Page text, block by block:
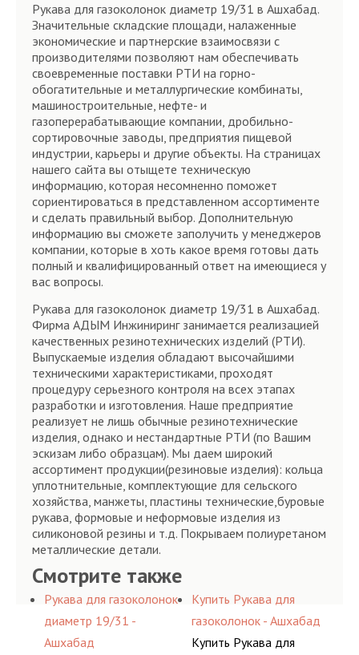
Рукава для газоколонок диаметр 19/31 в Ашхабад.
Значительные складские площади, налаженные
экономические и партнерские взаимосвязи с
производителями позволяют нам обеспечивать
своевременные поставки РТИ на горно-
обогатительные и металлургические комбинаты,
машиностроительные, нефте- и
газоперерабатывающие компании, дробильно-
сортировочные заводы, предприятия пищевой
индустрии, карьеры и другие объекты. На страницах
нашего сайта вы отыщете техническую
информацию, которая несомненно поможет
сориентироваться в представленном ассортименте
и сделать правильный выбор. Дополнительную
информацию вы сможете заполучить у менеджеров
компании, которые в хоть какое время готовы дать
полный и квалифицированный ответ на имеющиеся у
вас вопросы.
Рукава для газоколонок диаметр 19/31 в Ашхабад.
Фирма АДЫМ Инжиниринг занимается реализацией
качественных резинотехнических изделий (РТИ).
Выпускаемые изделия обладают высочайшими
техническими характеристиками, проходят
процедуру серьезного контроля на всех этапах
разработки и изготовления. Наше предприятие
реализует не лишь обычные резинотехнические
изделия, однако и нестандартные РТИ (по Вашим
эскизам либо образцам). Мы даем широкий
ассортимент продукции(резиновые изделия): кольца
уплотнительные, комплектующие для сельского
хозяйства, манжеты, пластины технические,буровые
рукава, формовые и неформовые изделия из
силиконовой резины и т.д. Покрываем полиуретаном
металлические детали.
Смотрите также
Рукава для газоколонок
диаметр 19/31 -
Ашхабад
Купить Рукава для
газоколонок - Ашхабад
Купить Рукава для